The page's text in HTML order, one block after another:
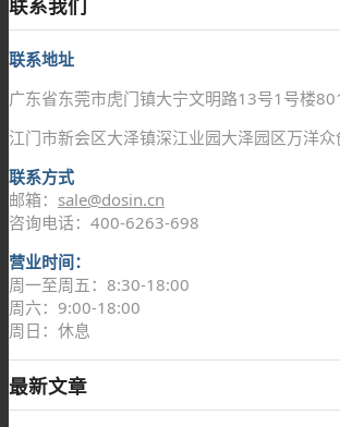
联系地址
广东省东莞市虎门镇大宁文明路13号1号楼
江门市新会区大泽镇深江业园大泽园区万洋
联系方式
邮箱： sale@dosin.cn
咨询电话：400-6263-698
营业时间：
周一至周五：8:30-18:00
周六：9:00-18:00
周日：休息
最新文章